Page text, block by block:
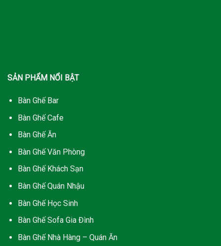
SẢN PHẨM NỔI BẬT
Bàn Ghế Bar
Bàn Ghế Cafe
Bàn Ghế Ăn
Bàn Ghế Văn Phòng
Bàn Ghế Khách Sạn
Bàn Ghế Quán Nhậu
Bàn Ghế Học Sinh
Bàn Ghế Sofa Gia Đình
Bàn Ghế Nhà Hàng – Quán Ăn